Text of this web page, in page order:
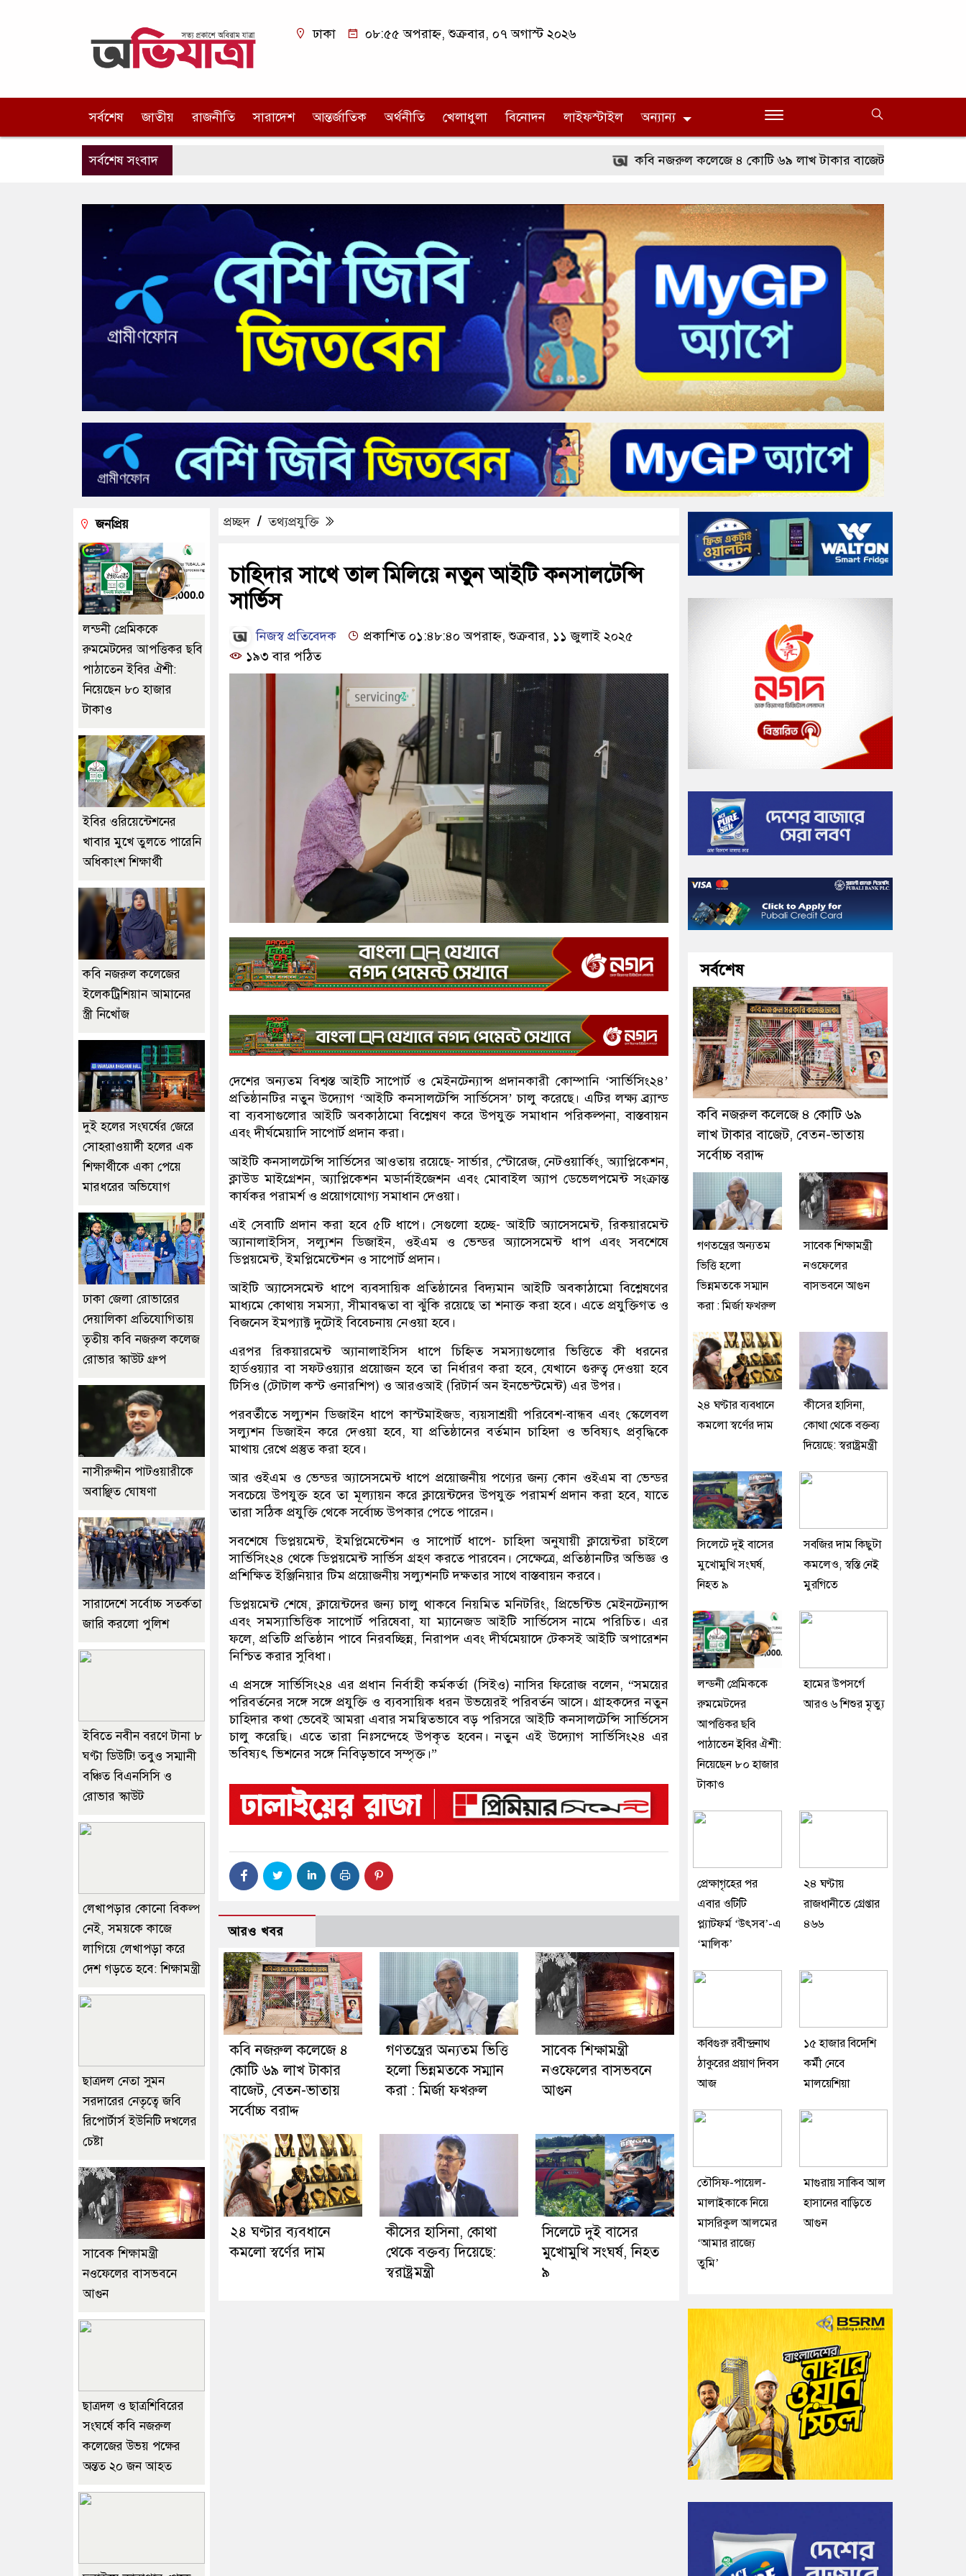
ঢাকা ০৮:৫৫ অপরাহ্ন, শুক্রবার, ০৭ অগাস্ট ২০২৬
সর্বশেষ জাতীয় রাজনীতি সারাদেশ আন্তর্জাতিক অর্থনীতি খেলাধুলা বিনোদন লাইফস্টাইল অন্যান্য
সর্বশেষ সংবাদ কবি নজরুল কলেজে ৪ কোটি ৬৯ লাখ টাকার বাজেট, বেতন-ভাতায় সর্বোচ্চ বরাদ্দ
প্রচ্ছদ/তথ্যপ্রযুক্তি
চাহিদার সাথে তাল মিলিয়ে নতুন আইটি কনসালটেন্সি
সার্ভিস
নিজস্ব প্রতিবেদক
প্রকাশিত ০১:৪৮:৪০ অপরাহ্ন, শুক্রবার, ১১ জুলাই ২০২৫
১৯৩ বার পঠিত
দেশের অন্যতম বিশ্বস্ত আইটি সাপোর্ট ও মেইনটেন্যান্স প্রদানকারী কোম্পানি ‘সার্ভিসিং২৪’
প্রতিষ্ঠানটির নতুন উদ্যোগ ‘আইটি কনসালটেন্সি সার্ভিসেস’ চালু করেছে। এটির লক্ষ্য ব্র্যান্ড
বা ব্যবসাগুলোর আইটি অবকাঠামো বিশ্লেষণ করে উপযুক্ত সমাধান পরিকল্পনা, বাস্তবায়ন
এবং দীর্ঘমেয়াদি সাপোর্ট প্রদান করা।
আইটি কনসালটেন্সি সার্ভিসের আওতায় রয়েছে- সার্ভার, স্টোরেজ, নেটওয়ার্কিং, অ্যাপ্লিকেশন,
ক্লাউড মাইগ্রেশন, অ্যাপ্লিকেশন মডার্নাইজেশন এবং মোবাইল অ্যাপ ডেভেলপমেন্ট সংক্রান্ত
কার্যকর পরামর্শ ও প্রয়োগযোগ্য সমাধান দেওয়া।
এই সেবাটি প্রদান করা হবে ৫টি ধাপে। সেগুলো হচ্ছে- আইটি অ্যাসেসমেন্ট, রিকয়ারমেন্ট
অ্যানালাইসিস, সল্যুশন ডিজাইন, ওইএম ও ভেন্ডর অ্যাসেসমেন্ট ধাপ এবং সবশেষে
ডিপ্লয়মেন্ট, ইমপ্লিমেন্টেশন ও সাপোর্ট প্রদান।
আইটি অ্যাসেসমেন্ট ধাপে ব্যবসায়িক প্রতিষ্ঠানের বিদ্যমান আইটি অবকাঠামো বিশ্লেষণের
মাধ্যমে কোথায় সমস্যা, সীমাবদ্ধতা বা ঝুঁকি রয়েছে তা শনাক্ত করা হবে। এতে প্রযুক্তিগত ও
বিজনেস ইমপ্যাক্ট দুটোই বিবেচনায় নেওয়া হবে।
এরপর রিকয়ারমেন্ট অ্যানালাইসিস ধাপে চিহ্নিত সমস্যাগুলোর ভিত্তিতে কী ধরনের
হার্ডওয়্যার বা সফটওয়্যার প্রয়োজন হবে তা নির্ধারণ করা হবে, যেখানে গুরুত্ব দেওয়া হবে
টিসিও (টোটাল কস্ট ওনারশিপ) ও আরওআই (রিটার্ন অন ইনভেস্টমেন্ট) এর উপর।
পরবর্তীতে সল্যুশন ডিজাইন ধাপে কাস্টমাইজড, ব্যয়সাশ্রয়ী পরিবেশ-বান্ধব এবং স্কেলেবল
সল্যুশন ডিজাইন করে দেওয়া হবে, যা প্রতিষ্ঠানের বর্তমান চাহিদা ও ভবিষ্যৎ প্রবৃদ্ধিকে
মাথায় রেখে প্রস্তুত করা হবে।
আর ওইএম ও ভেন্ডর অ্যাসেসমেন্ট ধাপে প্রয়োজনীয় পণ্যের জন্য কোন ওইএম বা ভেন্ডর
সবচেয়ে উপযুক্ত হবে তা মূল্যায়ন করে ক্লায়েন্টদের উপযুক্ত পরামর্শ প্রদান করা হবে, যাতে
তারা সঠিক প্রযুক্তি থেকে সর্বোচ্চ উপকার পেতে পারেন।
সবশেষে ডিপ্লয়মেন্ট, ইমপ্লিমেন্টেশন ও সাপোর্ট ধাপে- চাহিদা অনুযায়ী ক্লায়েন্টরা চাইলে
সার্ভিসিং২৪ থেকে ডিপ্লয়মেন্ট সার্ভিস গ্রহণ করতে পারবেন। সেক্ষেত্রে, প্রতিষ্ঠানটির অভিজ্ঞ ও
প্রশিক্ষিত ইঞ্জিনিয়ার টিম প্রয়োজনীয় সল্যুশনটি দক্ষতার সাথে বাস্তবায়ন করবে।
ডিপ্লয়মেন্ট শেষে, ক্লায়েন্টদের জন্য চালু থাকবে নিয়মিত মনিটরিং, প্রিভেন্টিভ মেইনটেন্যান্স
এবং সমস্যাভিত্তিক সাপোর্ট পরিষেবা, যা ম্যানেজড আইটি সার্ভিসেস নামে পরিচিত। এর
ফলে, প্রতিটি প্রতিষ্ঠান পাবে নিরবচ্ছিন্ন, নিরাপদ এবং দীর্ঘমেয়াদে টেকসই আইটি অপারেশন
নিশ্চিত করার সুবিধা।
এ প্রসঙ্গে সার্ভিসিং২৪ এর প্রধান নির্বাহী কর্মকর্তা (সিইও) নাসির ফিরোজ বলেন, “সময়ের
পরিবর্তনের সঙ্গে সঙ্গে প্রযুক্তি ও ব্যবসায়িক ধরন উভয়েরই পরিবর্তন আসে। গ্রাহকদের নতুন
চাহিদার কথা ভেবেই আমরা এবার সমন্বিতভাবে বড় পরিসরে আইটি কনসালটেন্সি সার্ভিসেস
চালু করেছি। এতে তারা নিঃসন্দেহে উপকৃত হবেন। নতুন এই উদ্যোগ সার্ভিসিং২৪ এর
ভবিষ্যৎ ভিশনের সঙ্গে নিবিড়ভাবে সম্পৃক্ত।”
আরও খবর
কবি নজরুল কলেজে ৪
কোটি ৬৯ লাখ টাকার
বাজেট, বেতন-ভাতায়
সর্বোচ্চ বরাদ্দ
গণতন্ত্রের অন্যতম ভিত্তি
হলো ভিন্নমতকে সম্মান
করা : মির্জা ফখরুল
সাবেক শিক্ষামন্ত্রী
নওফেলের বাসভবনে
আগুন
২৪ ঘণ্টার ব্যবধানে
কমলো স্বর্ণের দাম
কীসের হাসিনা, কোথা
থেকে বক্তব্য দিয়েছে:
স্বরাষ্ট্রমন্ত্রী
সিলেটে দুই বাসের
মুখোমুখি সংঘর্ষ, নিহত
৯
জনপ্রিয়
লন্ডনী প্রেমিককে
রুমমেটদের আপত্তিকর ছবি
পাঠাতেন ইবির ঐশী:
নিয়েছেন ৮০ হাজার
টাকাও
ইবির ওরিয়েন্টেশনের
খাবার মুখে তুলতে পারেনি
অধিকাংশ শিক্ষার্থী
কবি নজরুল কলেজের
ইলেকট্রিশিয়ান আমানের
স্ত্রী নিখোঁজ
দুই হলের সংঘর্ষের জেরে
সোহরাওয়ার্দী হলের এক
শিক্ষার্থীকে একা পেয়ে
মারধরের অভিযোগ
ঢাকা জেলা রোভারের
দেয়ালিকা প্রতিযোগিতায়
তৃতীয় কবি নজরুল কলেজ
রোভার স্কাউট গ্রুপ
নাসীরুদ্দীন পাটওয়ারীকে
অবাঞ্ছিত ঘোষণা
সারাদেশে সর্বোচ্চ সতর্কতা
জারি করলো পুলিশ
ইবিতে নবীন বরণে টানা ৮
ঘণ্টা ডিউটি! তবুও সম্মানী
বঞ্চিত বিএনসিসি ও
রোভার স্কাউট
লেখাপড়ার কোনো বিকল্প
নেই, সময়কে কাজে
লাগিয়ে লেখাপড়া করে
দেশ গড়তে হবে: শিক্ষামন্ত্রী
ছাত্রদল নেতা সুমন
সরদারের নেতৃত্বে জবি
রিপোর্টার্স ইউনিটি দখলের
চেষ্টা
সাবেক শিক্ষামন্ত্রী
নওফেলের বাসভবনে
আগুন
ছাত্রদল ও ছাত্রশিবিরের
সংঘর্ষে কবি নজরুল
কলেজের উভয় পক্ষের
অন্তত ২০ জন আহত
সর্বশেষ
কবি নজরুল কলেজে ৪ কোটি ৬৯
লাখ টাকার বাজেট, বেতন-ভাতায়
সর্বোচ্চ বরাদ্দ
গণতন্ত্রের অন্যতম
ভিত্তি হলো
ভিন্নমতকে সম্মান
করা : মির্জা ফখরুল
সাবেক শিক্ষামন্ত্রী
নওফেলের
বাসভবনে আগুন
২৪ ঘণ্টার ব্যবধানে
কমলো স্বর্ণের দাম
কীসের হাসিনা,
কোথা থেকে বক্তব্য
দিয়েছে: স্বরাষ্ট্রমন্ত্রী
সিলেটে দুই বাসের
মুখোমুখি সংঘর্ষ,
নিহত ৯
সবজির দাম কিছুটা
কমলেও, স্বস্তি নেই
মুরগিতে
লন্ডনী প্রেমিককে
রুমমেটদের
আপত্তিকর ছবি
পাঠাতেন ইবির ঐশী:
নিয়েছেন ৮০ হাজার
টাকাও
হামের উপসর্গে
আরও ৬ শিশুর মৃত্যু
প্রেক্ষাগৃহের পর
এবার ওটিটি
প্ল্যাটফর্ম ‘উৎসব’-এ
‘মালিক’
২৪ ঘণ্টায়
রাজধানীতে গ্রেপ্তার
৪৬৬
কবিগুরু রবীন্দ্রনাথ
ঠাকুরের প্রয়াণ দিবস
আজ
১৫ হাজার বিদেশি
কর্মী নেবে
মালয়েশিয়া
তৌসিফ-পায়েল-
মালাইকাকে নিয়ে
মাসরিকুল আলমের
‘আমার রাজ্যে
তুমি’
মাগুরায় সাকিব আল
হাসানের বাড়িতে
আগুন